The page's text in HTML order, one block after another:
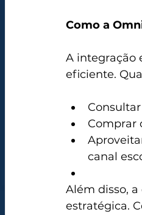
Como a
A integração
eficiente.
Comprar
canal
Além disso,
estratégica.